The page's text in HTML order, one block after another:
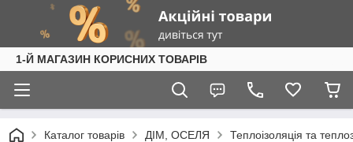
1-Й МАГАЗИН КОРИСНИХ ТОВАРІВ
Каталог товарів ДІМ, ОСЕЛЯ Теплоізоляція та